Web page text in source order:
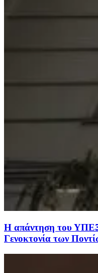
H απάντηση του
Γενοκτονία των